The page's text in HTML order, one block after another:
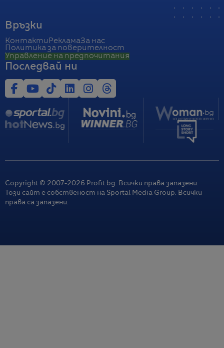
Връзки
Контакти РекламаЗа нас
Политика за поверителност
Управление на предпочитания
Последвай ни
Copyright © 2007-2026 Profit.bg. Всички права запазени.
Този сайт е собственост на Sportal Media Group. Всички
права са запазени.